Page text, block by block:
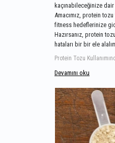
kaçınabileceğinize
Amacımız, protein tozu
fitness hedeflerinize
Hazırsanız, protein
hataları bir bir ele
Devamını oku